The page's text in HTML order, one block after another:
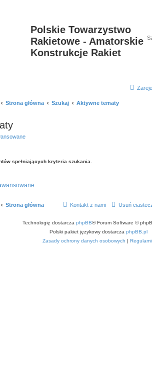
Polskie Towarzystwo
Rakietowe - Amatorskie
Konstrukcje Rakiet
Strona główna Szukaj Aktywne tematy
spełniających kryteria szukania.
Strona główna Usuń
Kontakt z nami
Technologię dostarcza phpBB® Forum Software ©
Polski pakiet językowy dostarcza phpBB.pl
Zasady ochrony danych osobowych |